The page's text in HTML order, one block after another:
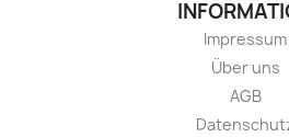
Impressum
Über uns
AGB